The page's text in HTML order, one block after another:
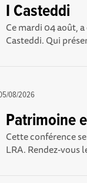
I Casteddi
Ce mardi 04 août,
Casteddi. Qui
08/2026
Patrimoine
Cette conférence
LRA. Rendez-vous